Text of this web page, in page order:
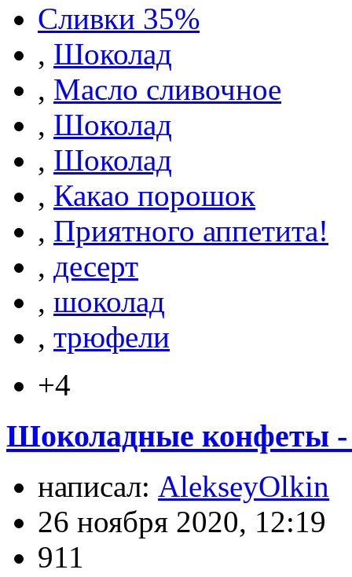
Сливки 35%
, Шоколад
, Масло сливочное
, Шоколад
, Шоколад
, Какао порошок
, Приятного аппетита!
, десерт
, шоколад
, трюфели
+4
Шоколадные конфеты -
написал: AlekseyOlkin
26 ноября 2020, 12:19
911